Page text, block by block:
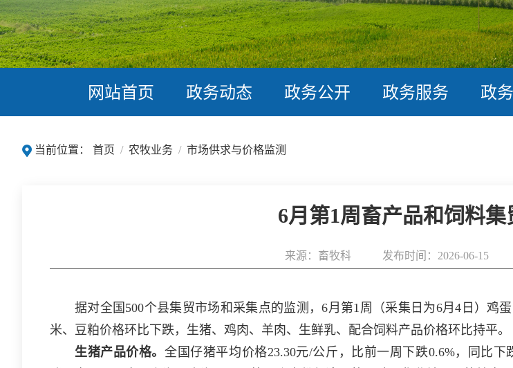
网站首页 政务动态 政务公开 政务服务 政
当前位置： 首页 / 农牧业务 / 市场供求与价格监测
6月第1周畜产品和饲料
来源：畜牧科 发布时间：2026-06-15
据对全国500个县集贸市场和采集点的监测，6月第1周（采集日为6月4日）鸡
米、豆粕价格环比下跌，生猪、鸡肉、羊肉、生鲜乳、配合饲料产品价格环比持平。
生猪产品价格。全国仔猪平均价格23.30元/公斤，比前一周下跌0.6%，同比